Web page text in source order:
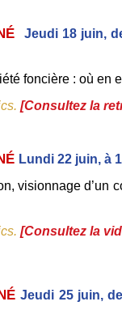
Jeudi 18 juin,
foncière : où en
[Consultez la
Lundi 22 juin, à
visionnage d’un
[Consultez la
Jeudi 25 juin,